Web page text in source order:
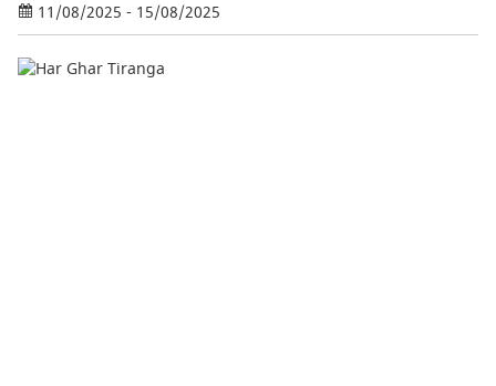
11/08/2025 - 15/08/2025